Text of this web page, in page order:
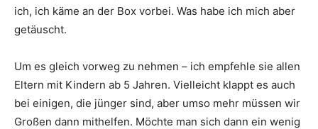
ich, ich käme an der Box vorbei. Was habe ich mich aber
getäuscht.
Um es gleich vorweg zu nehmen – ich empfehle sie allen
Eltern mit Kindern ab 5 Jahren. Vielleicht klappt es auch
bei einigen, die jünger sind, aber umso mehr müssen wir
Großen dann mithelfen. Möchte man sich dann ein wenig